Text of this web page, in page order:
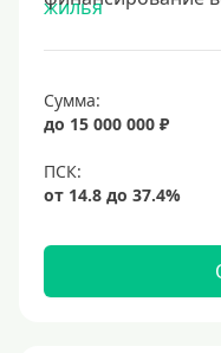
20 лет
25 лет
30 лет
2 месяца
3 месяца
Сумма:
до 15 000 000 ₽